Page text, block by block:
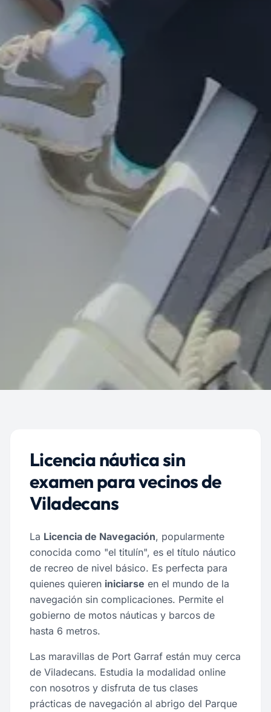
Licencia náutica sin
examen para vecinos de
Viladecans
La Licencia de Navegación, popularmente
conocida como "el titulín", es el título náutico
de recreo de nivel básico. Es perfecta para
quienes quieren iniciarse en el mundo de la
navegación sin complicaciones. Permite el
gobierno de motos náuticas y barcos de
hasta 6 metros.
Las maravillas de Port Garraf están muy cerca
de Viladecans. Estudia la modalidad online
con nosotros y disfruta de tus clases
prácticas de navegación al abrigo del Parque